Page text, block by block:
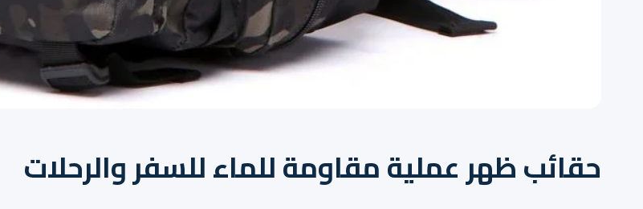
حقائب ظهر عملية مقاومة للماء للسفر والرحلات